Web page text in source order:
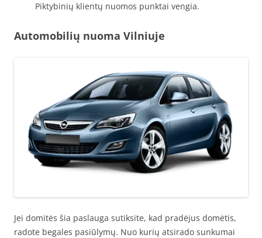
Piktybinių klientų nuomos punktai vengia.
Automobilių nuoma Vilniuje
Jei domitės šia paslauga sutiksite, kad pradėjus domėtis,
radote begales pasiūlymų. Nuo kurių atsirado sunkumai